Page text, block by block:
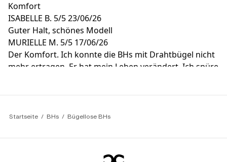
Komfort
ISABELLE B. 5/523/06/26
Guter Halt, schönes Modell
MURIELLE M. 5/5 17/06/26
Der Komfort. Ich konnte die BHs mit Drahtbügel nicht
mehr ertragen. Er hat mein Leben verändert. Ich spüre
Startseite BHs Bügellose BHs